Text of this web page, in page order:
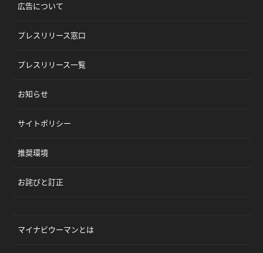
広告について
プレスリリース窓口
プレスリリース一覧
お知らせ
サイトポリシー
推奨環境
お詫びと訂正
マイナビウーマンとは